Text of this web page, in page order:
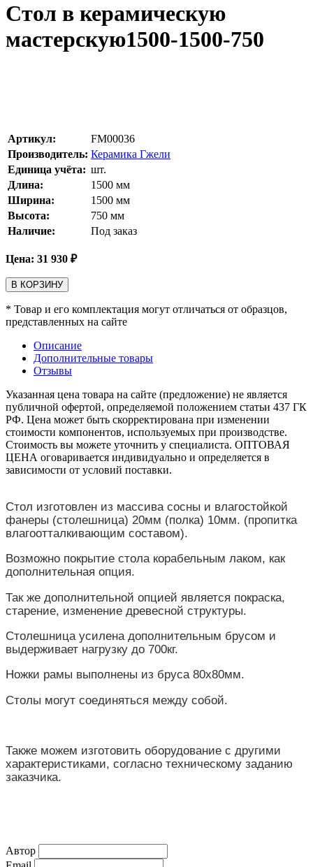
Стол в керамическую
мастерскую1500-1500-750
Артикул:
FM00036
Производитель: Керамика Гжели
Единица учёта: шт.
Длина:
1500 мм
Ширина:
1500 мм
Высота:
750 мм
Наличие:
Под заказ
Цена: 31 930 ₽
В КОРЗИНУ
* Товар и его комплектация могут отличаться от образцов,
представленных на сайте
Описание
Дополнительные товары
Отзывы
Указанная цена товара на сайте (предложение) не является
публичной офертой, определяемой положением статьи 437 ГК
РФ. Цена может быть скорректирована при изменении
стоимости компонентов, используемых при производстве.
Стоимость вы можете уточнить у специалиста. ОПТОВАЯ
ЦЕНА оговаривается индивидуально и определяется в
зависимости от условий поставки.
Стол изготовлен из массива сосны и влагостойкой
фанеры (столешница) 20мм (полка) 10мм. (пропитка
влагоотталкивающим составом).
Возможно покрытие стола корабельным лаком, как
дополнительная опция.
Так же дополнительной опцией является покраска,
старение, изменение древесной структуры.
Столешница усилена дополнительным брусом и
выдерживает нагрузку до 700кг.
Ножки рамы выполнены из бруса 80х80мм.
Столы могут соединяться между собой.
Также можем изготовить оборудование с другими
характеристиками, согласно техническому заданию
заказчика.
Автор